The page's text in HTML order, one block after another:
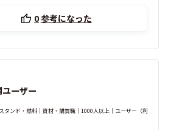
0参考になった
ーザー
タンド・燃料｜資材・購買職｜1000人以上｜ユーザー（利